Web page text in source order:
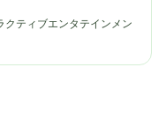
クティブエンタテインメン